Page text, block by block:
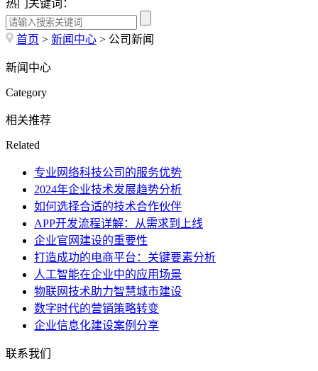
热门关键词：
首页 > 新闻中心 > 公司新闻
新闻中心
Category
相关推荐
Related
专业网络科技公司的服务优势
2024年企业技术发展趋势分析
如何选择合适的技术合作伙伴
APP开发流程详解：从需求到上线
企业官网建设的重要性
打造成功的电商平台：关键要素分析
人工智能在企业中的应用场景
物联网技术助力智慧城市建设
数字时代的营销策略转变
企业信息化建设案例分享
联系我们